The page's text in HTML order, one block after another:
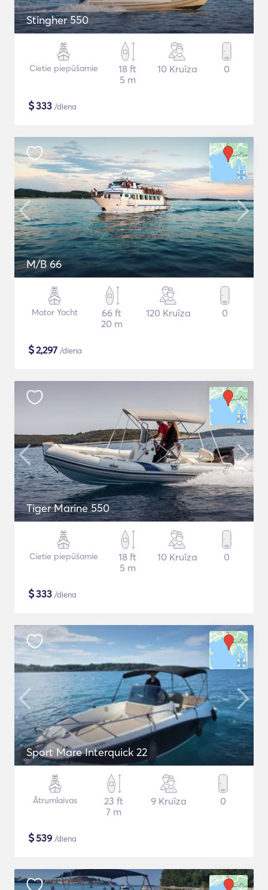
Stingher 550
Cietie piepūšamie
18 ft
5 m
10 Kruīza 0
$333 /diena
M/B 66
Motor Yacht
66 ft
20 m
120 Kruīza 0
$2,297 /diena
Tiger Marine 550
Cietie piepūšamie
18 ft
5 m
10 Kruīza 0
$333 /diena
Sport Mare Interquick 22
Ātrumlaivas
23 ft
7 m
9 Kruīza 0
$539 /diena